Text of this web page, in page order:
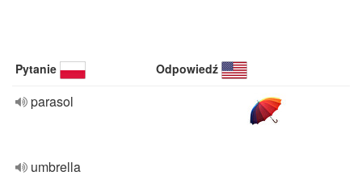
Pytanie Odpowiedź
parasol
umbrella